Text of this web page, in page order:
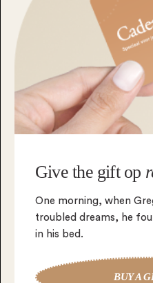
Give the gift op
One morning, when
troubled dreams, he
in his bed.
BUY A